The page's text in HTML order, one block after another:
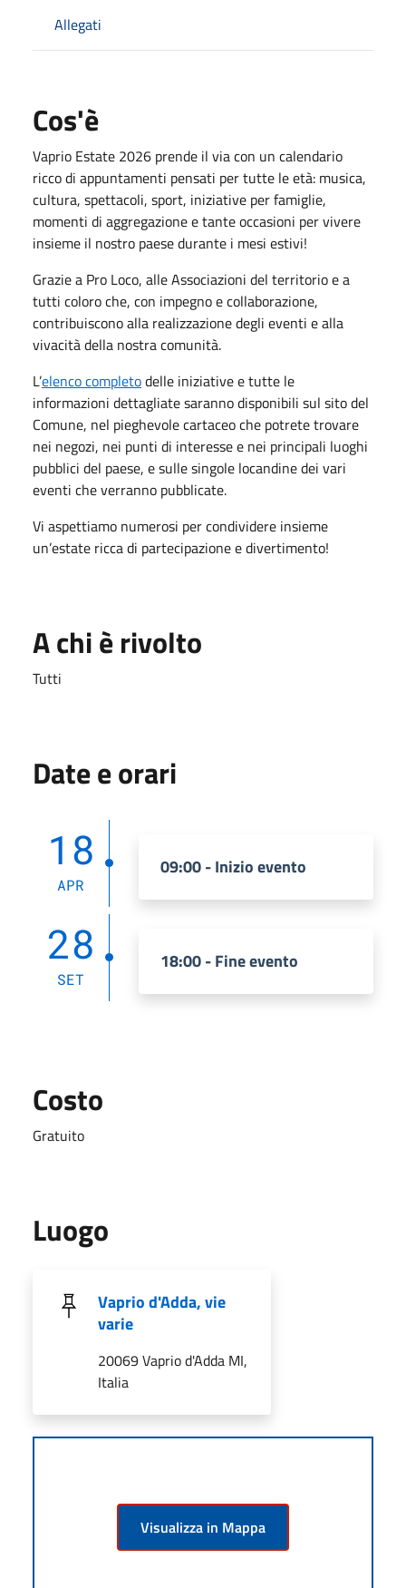
Allegati
Cos'è
Vaprio Estate 2026 prende il via con un calendario
ricco di appuntamenti pensati per tutte le età: musica,
cultura, spettacoli, sport, iniziative per famiglie,
momenti di aggregazione e tante occasioni per vivere
insieme il nostro paese durante i mesi estivi!
Grazie a Pro Loco, alle Associazioni del territorio e a
tutti coloro che, con impegno e collaborazione,
contribuiscono alla realizzazione degli eventi e alla
vivacità della nostra comunità.
L’elenco completodelle iniziative e tutte le
informazioni dettagliate saranno disponibili sul sito del
Comune, nel pieghevole cartaceo che potrete trovare
nei negozi, nei punti di interesse e nei principali luoghi
pubblici del paese, e sulle singole locandine dei vari
eventi che verranno pubblicate.
Vi aspettiamo numerosi per condividere insieme
un’estate ricca di partecipazione e divertimento!
A chi è rivolto
Tutti
Date e orari
18
APR
09:00 - Inizio evento
28
SET
18:00 - Fine evento
Costo
Gratuito
Luogo
Vaprio d'Adda, vie
varie
20069 Vaprio d'Adda MI,
Italia
Visualizza in Mappa